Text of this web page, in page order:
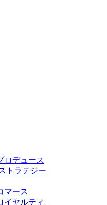
ロデュース
トラテジー
マース
イヤルティ